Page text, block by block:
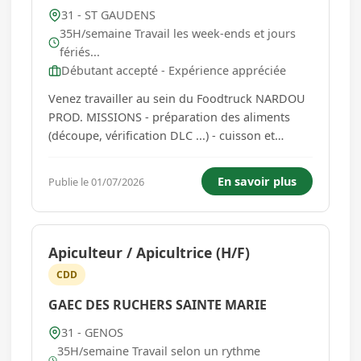
31 - ST GAUDENS
35H/semaine Travail les week-ends et jours
fériés...
Débutant accepté - Expérience appréciée
Venez travailler au sein du Foodtruck NARDOU
PROD. MISSIONS - préparation des aliments
(découpe, vérification DLC ...) - cuisson et
burgers ...) - interaction avec les clients
(encaissements, vente additionnelle ...) -
entretien et nettoyage (friteuse, s...
Publie le 01/07/2026 En savoir plus
Apiculteur / Apicultrice (H/F)
CDD
GAEC DES RUCHERS SAINTE MARIE
31 - GENOS
35H/semaine Travail selon un rythme